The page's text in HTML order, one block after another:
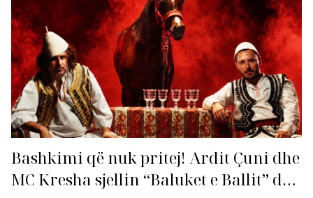
Bashkimi që nuk pritej! Ardit Çuni dhe
MC Kresha sjellin “Baluket e Ballit” dhe